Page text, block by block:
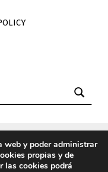
theme.|Back
web y poder administrar
propias y de
las cookies podrá